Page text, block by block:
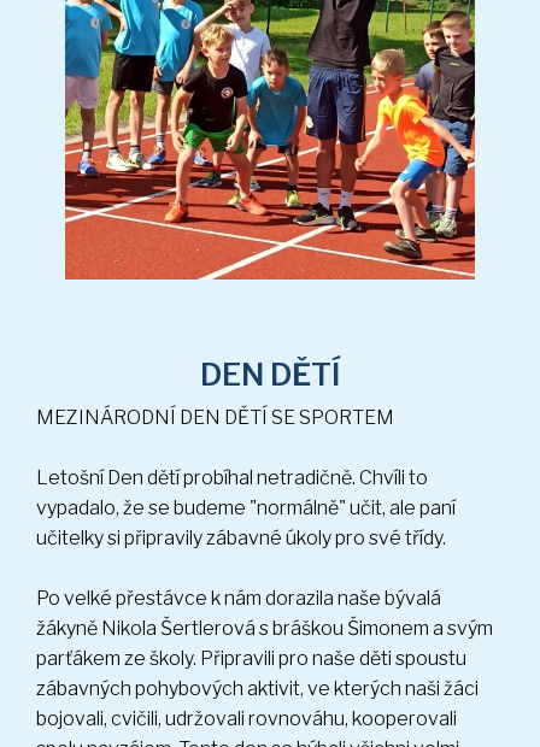
MEZINÁRODNÍ DEN DĚTÍ SE SPORTEM
Letošní Den dětí probíhal netradičně. Chvíli to
vypadalo, že se budeme "normálně" učit, ale paní
učitelky si připravily zábavné úkoly pro své třídy.
Po velké přestávce k nám dorazila naše bývalá
žákyně Nikola Šertlerová s bráškou Šimonem a svým
parťákem ze školy. Připravili pro naše děti spoustu
zábavných pohybových aktivit, ve kterých naši žáci
bojovali, cvičili, udržovali rovnováhu, kooperovali
DEN DĚTÍ(25 sn.)